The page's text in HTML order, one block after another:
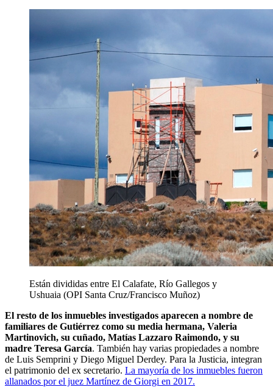
Están divididas entre El Calafate, Río Gallegos y
Ushuaia (OPI Santa Cruz/Francisco Muñoz)
El resto de los inmuebles investigados aparecen a nombre de
familiares de Gutiérrez como su media hermana, Valeria
Martinovich, su cuñado, Matías Lazzaro Raimondo, y su
madre Teresa García. También hay varias propiedades a nombre
de Luis Semprini y Diego Miguel Derdey. Para la Justicia, integran
el patrimonio del ex secretario. La mayoría de los inmuebles fueron
allanados por el juez Martínez de Giorgi en 2017.